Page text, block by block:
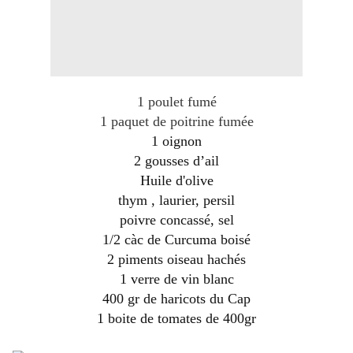
1 poulet fumé
1 paquet de poitrine fumée
1 oignon
2 gousses d’ail
Huile d'olive
thym , laurier, persil
poivre concassé, sel
1/2 càc de Curcuma boisé
2 piments oiseau hachés
1 verre de vin blanc
400 gr de haricots du Cap
1 boite de tomates de 400gr